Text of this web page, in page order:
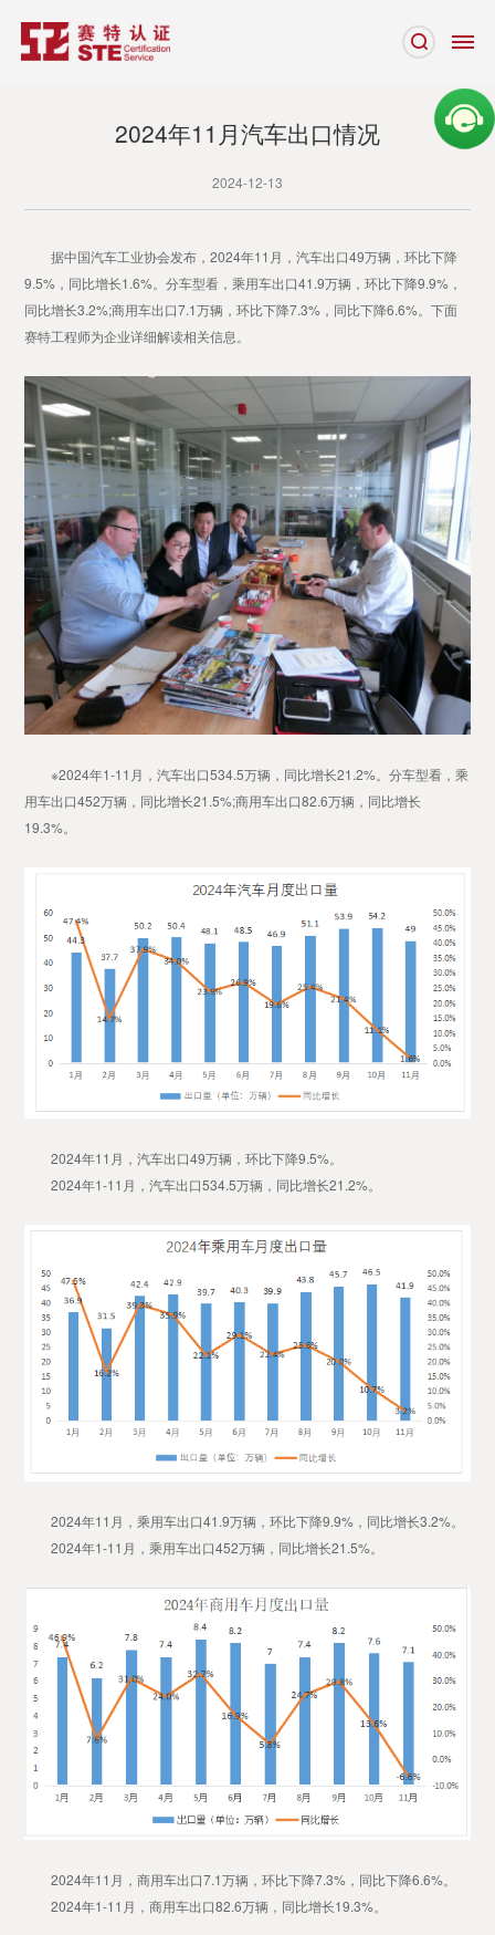
2024年11月汽车出口情况
2024-12-13
据中国汽车工业协会发布，2024年11月，汽车出口49万辆，环比下降
9.5%，同比增长1.6%。分车型看，乘用车出口41.9万辆，环比下降9.9%，
同比增长3.2%;商用车出口7.1万辆，环比下降7.3%，同比下降6.6%。下面
赛特工程师为企业详细解读相关信息。
※2024年1-11月，汽车出口534.5万辆，同比增长21.2%。分车型看，乘
用车出口452万辆，同比增长21.5%;商用车出口82.6万辆，同比增长
19.3%。
2024年11月，汽车出口49万辆，环比下降9.5%。
2024年1-11月，汽车出口534.5万辆，同比增长21.2%。
2024年11月，乘用车出口41.9万辆，环比下降9.9%，同比增长3.2%。
2024年1-11月，乘用车出口452万辆，同比增长21.5%。
2024年11月，商用车出口7.1万辆，环比下降7.3%，同比下降6.6%。
2024年1-11月，商用车出口82.6万辆，同比增长19.3%。